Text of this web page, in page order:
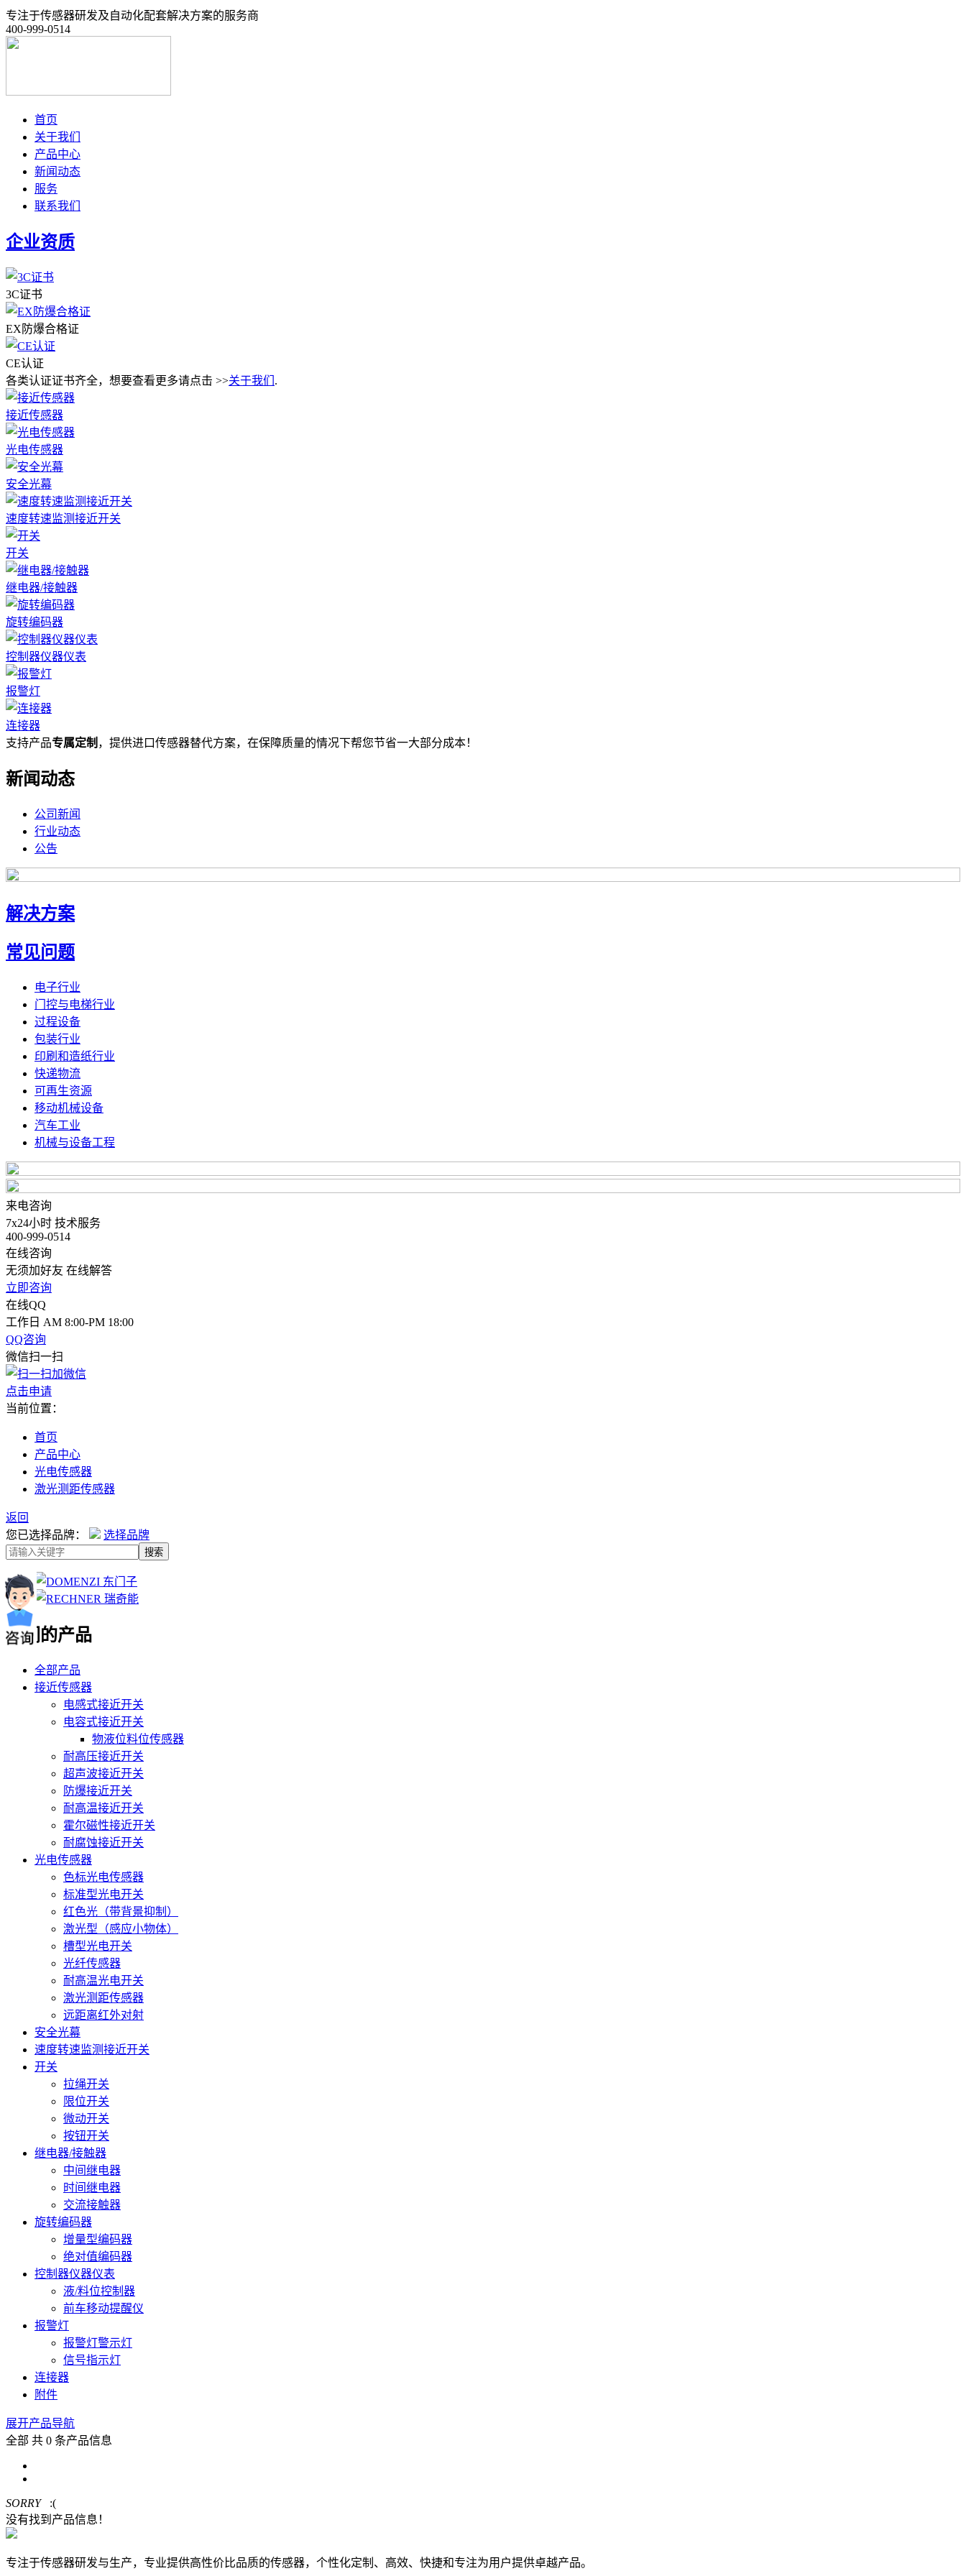
专注于传感器研发及自动化配套解决方案的服务商
400-999-0514
首页
关于我们
产品中心
新闻动态
服务
联系我们
企业资质
3C证书
EX防爆合格证
CE认证
各类认证证书齐全，想要查看更多请点击 >>关于我们 .
接近传感器
光电传感器
安全光幕
速度转速监测接近开关
开关
继电器/接触器
旋转编码器
控制器仪器仪表
报警灯
连接器
支持产品专属定制 ，提供进口传感器替代方案，在保障质量的情况下帮您节省一大部分成本！
新闻动态
公司新闻
行业动态
公告
解决方案
常见问题
电子行业
门控与电梯行业
过程设备
包装行业
印刷和造纸行业
快递物流
可再生资源
移动机械设备
汽车工业
机械与设备工程
来电咨询
7x24小时 技术服务
400-999-0514
在线咨询
无须加好友 在线解答
立即咨询
在线QQ
工作日 AM 8:00-PM 18:00
QQ咨询
微信扫一扫
点击申请
当前位置：
首页
产品中心
光电传感器
激光测距传感器
返回
您已选择品牌：
选择品牌
搜索
我们的产品
全部产品
接近传感器
电感式接近开关
电容式接近开关
物液位料位传感器
耐高压接近开关
超声波接近开关
防爆接近开关
耐高温接近开关
霍尔磁性接近开关
耐腐蚀接近开关
光电传感器
色标光电传感器
标准型光电开关
红色光（带背景抑制）
激光型（感应小物体）
槽型光电开关
光纤传感器
耐高温光电开关
激光测距传感器
远距离红外对射
安全光幕
速度转速监测接近开关
开关
拉绳开关
限位开关
微动开关
按钮开关
继电器/接触器
中间继电器
时间继电器
交流接触器
旋转编码器
增量型编码器
绝对值编码器
控制器仪器仪表
液/料位控制器
前车移动提醒仪
报警灯
报警灯警示灯
信号指示灯
连接器
附件
展开产品导航
全部 共 0 条产品信息
SORRY
:(
没有找到产品信息！
专注于传感器研发与生产，专业提供高性价比品质的传感器，个性化定制、高效、快捷和专注为用户提供卓越产品。